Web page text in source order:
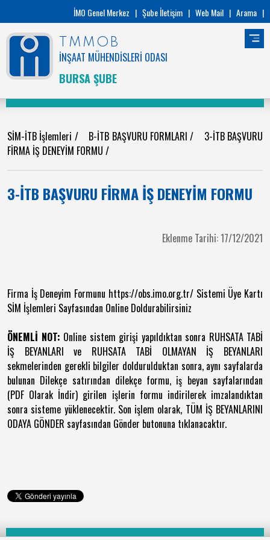
İMO Genel Merkez | Şube İletişim | Web Mail | Arama |
TMMOB
İNŞAAT MÜHENDİSLERİ ODASI
BURSA ŞUBE
SİM-İTB İşlemleri / B-İTB BAŞVURU FORMLARI/ 3-İTB BAŞVURU
FİRMA İŞ DENEYİM FORMU /
3-İTB BAŞVURU FİRMA İŞ DENEYİM FORMU
Eklenme Tarihi: 17/12/2021
Firma İş Deneyim Formunu https://obs.imo.org.tr/ Sistemi Üye Kartı
SİM İşlemleri Sayfasından Online Doldurabilirsiniz
ÖNEMLİ NOT: Online sistem girişi yapıldıktan sonra RUHSATA TABİ
İŞ BEYANLARI ve RUHSATA TABİ OLMAYAN İŞ BEYANLARI
sekmelerinden gerekli bilgiler doldurulduktan sonra, aynı sayfalarda
bulunan Dilekçe satırından dilekçe formu, iş beyan sayfalarından
(PDF Olarak İndir) girilen işlerin formu indirilerek imzalandıktan
sonra sisteme yüklenecektir. Son işlem olarak, TÜM İŞ BEYANLARINI
ODAYA GÖNDER sayfasından Gönder butonuna tıklanacaktır.